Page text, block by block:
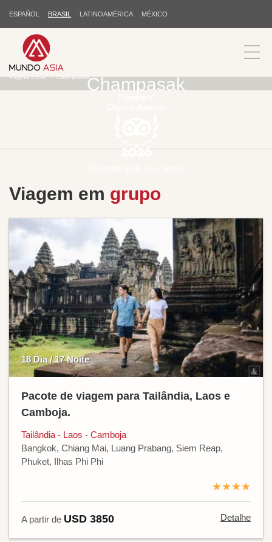
ESPAÑOL BRASIL LATINOAMÉRICA MÉXICO
Champasak
Página inicial Champasak
Viagem em grupo
18 Dia / 17 Noite
Pacote de viagem para Tailândia, Laos e
Camboja.
Tailândia - Laos - Camboja
Bangkok, Chiang Mai, Luang Prabang, Siem Reap,
Phuket, Ilhas Phi Phi
★★★★
A partir de USD 3850 Detalhe